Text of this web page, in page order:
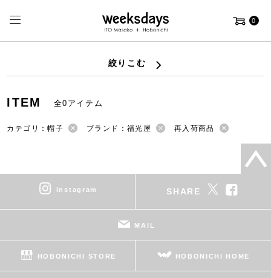
0
絞りこむ
ITEM 全0アイテム
カテゴリ：帽子 ブランド：福光屋 再入荷商品
instagram SHARE
MAIL
HOBONICHI STORE HOBONICHI HOME